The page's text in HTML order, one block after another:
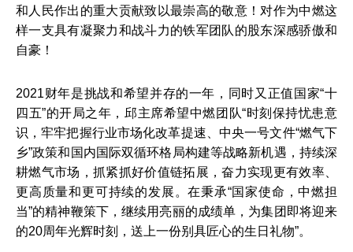
和人民作出的重大贡献致以最崇高的敬意！对作为中燃这
样一支具有凝聚力和战斗力的铁军团队的股东深感骄傲和
自豪！
2021财年是挑战和希望并存的一年，同时又正值国家“十
四五”的开局之年，邱主席希望中燃团队“时刻保持忧患意
识，牢牢把握行业市场化改革提速、中央一号文件“燃气下
乡”政策和国内国际双循环格局构建等战略新机遇，持续深
耕燃气市场，抓紧抓好价值链拓展，奋力实现更有效率、
更高质量和更可持续的发展。在秉承“国家使命，中燃担
当”的精神鞭策下，继续用亮丽的成绩单，为集团即将迎来
的20周年光辉时刻，送上一份别具匠心的生日礼物”。